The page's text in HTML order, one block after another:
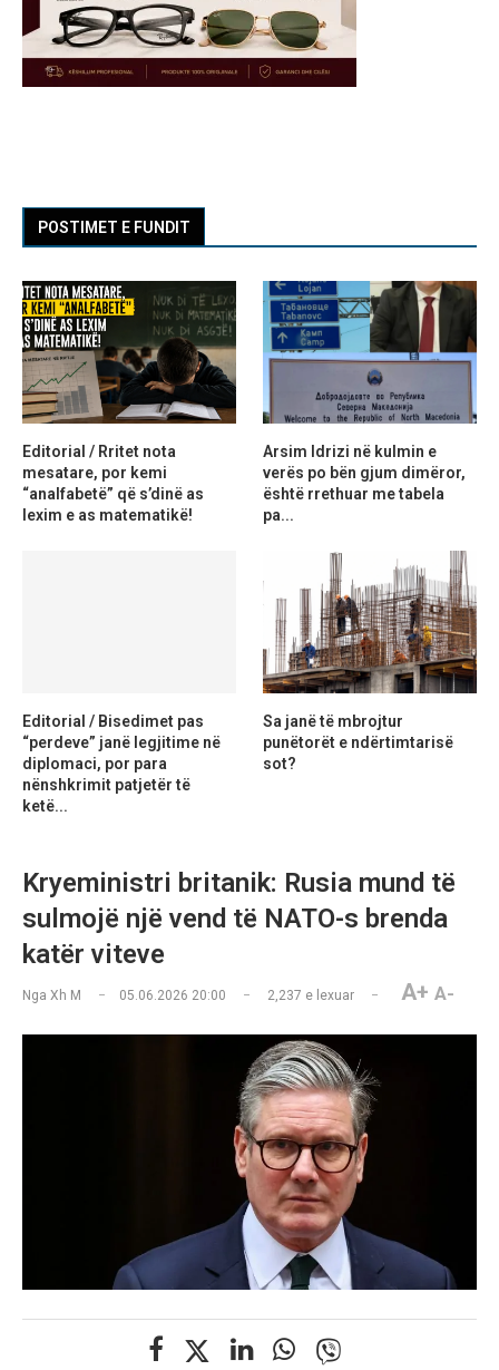
Kryeministri britanik: Rusia mund të
sulmojë një vend të NATO-s brenda
katër viteve
Nga Xh M 05.06.2026 20:00 2,237 e lexuar A+ A-
POSTIMET E FUNDIT
Editorial / Rritet nota
mesatare, por kemi
“analfabetë” që s’dinë as
lexim e as matematikë!
Arsim Idrizi në kulmin e
verës po bën gjum dimëror,
është rrethuar me tabela
pa...
Editorial / Bisedimet pas
“perdeve” janë legjitime në
diplomaci, por para
nënshkrimit patjetër të
ketë...
Sa janë të mbrojtur
punëtorët e ndërtimtarisë
sot?